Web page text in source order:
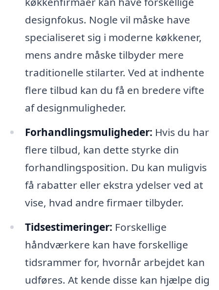
designfokus. Nogle vil måske have
specialiseret sig i moderne køkkener,
mens andre måske tilbyder mere
traditionelle stilarter. Ved at indhente
flere tilbud kan du få en bredere vifte
af designmuligheder.
Forhandlingsmuligheder: Hvis du har
flere tilbud, kan dette styrke din
forhandlingsposition. Du kan muligvis
få rabatter eller ekstra ydelser ved at
vise, hvad andre firmaer tilbyder.
Tidsestimeringer: Forskellige
håndværkere kan have forskellige
tidsrammer for, hvornår arbejdet kan
udføres. At kende disse kan hjælpe dig